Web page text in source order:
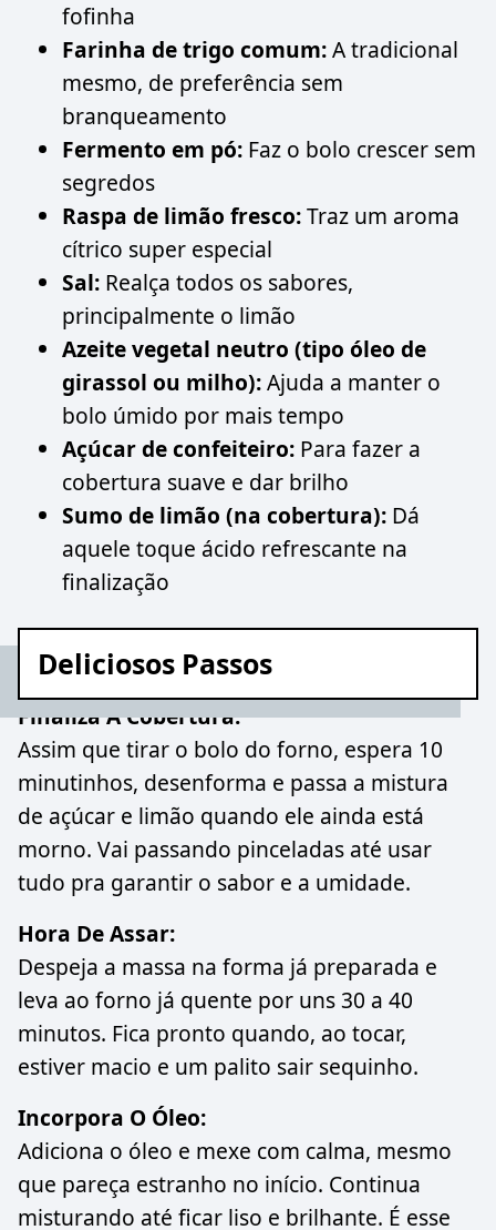
fofinha
Farinha de trigo comum:A tradicional
mesmo, de preferência sem
branqueamento
Fermento em pó: Faz o bolo crescer sem
segredos
Raspa de limão fresco:Traz um aroma
cítrico super especial
Sal: Realça todos os sabores,
principalmente o limão
Azeite vegetal neutro (tipo óleo de
girassol ou milho):Ajuda a manter o
bolo úmido por mais tempo
Açúcar de confeiteiro: Para fazer a
cobertura suave e dar brilho
Sumo de limão (na cobertura): Dá
aquele toque ácido refrescante na
finalização
Deliciosos Passos
Finaliza A Cobertura:
Assim que tirar o bolo do forno, espera 10
minutinhos, desenforma e passa a mistura
de açúcar e limão quando ele ainda está
morno. Vai passando pinceladas até usar
tudo pra garantir o sabor e a umidade.
Hora De Assar:
Despeja a massa na forma já preparada e
leva ao forno já quente por uns 30 a 40
minutos. Fica pronto quando, ao tocar,
estiver macio e um palito sair sequinho.
Incorpora O Óleo:
Adiciona o óleo e mexe com calma, mesmo
que pareça estranho no início. Continua
misturando até ficar liso e brilhante. É esse